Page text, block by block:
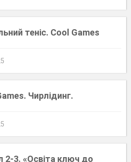
теніс. Cool Games
Чирлідинг.
2-3. «Освіта ключ до